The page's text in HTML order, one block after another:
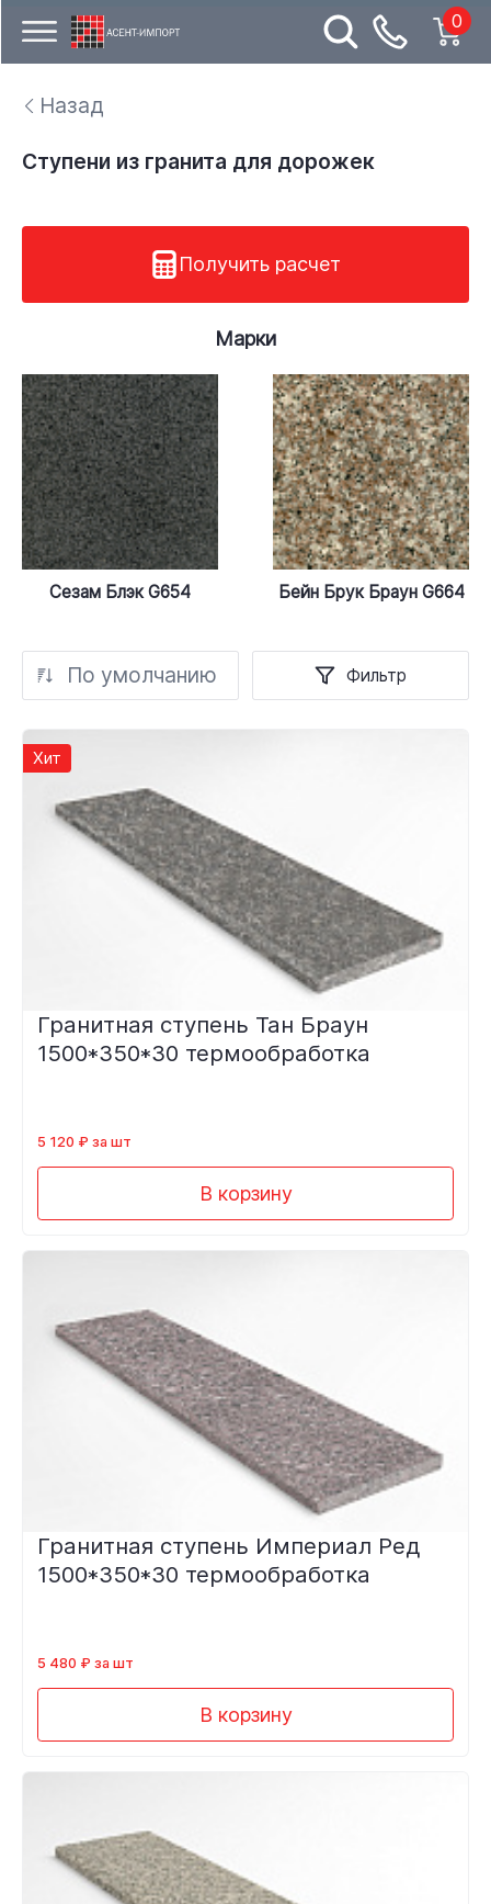
0
Назад
Cтупени из гранита для дорожек
Получить расчет
Марки
Сезам Блэк G654 Бейн Брук Браун G664
По умолчанию Фильтр
Хит
Гранитная ступень Тан Браун
1500*350*30 термообработка
5 120 ₽ за шт
В корзину
Гранитная ступень Империал Ред
1500*350*30 термообработка
5 480 ₽ за шт
В корзину